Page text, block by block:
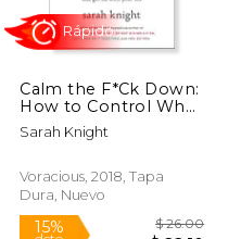
Calm the F*Ck Down:
How to Control What
you can and Accept
What you Can't so
Freaking out and get
on With Your Life (no
(en Inglés)
Sarah Knight
Voracious, 2018, Tapa
Dura, Nuevo